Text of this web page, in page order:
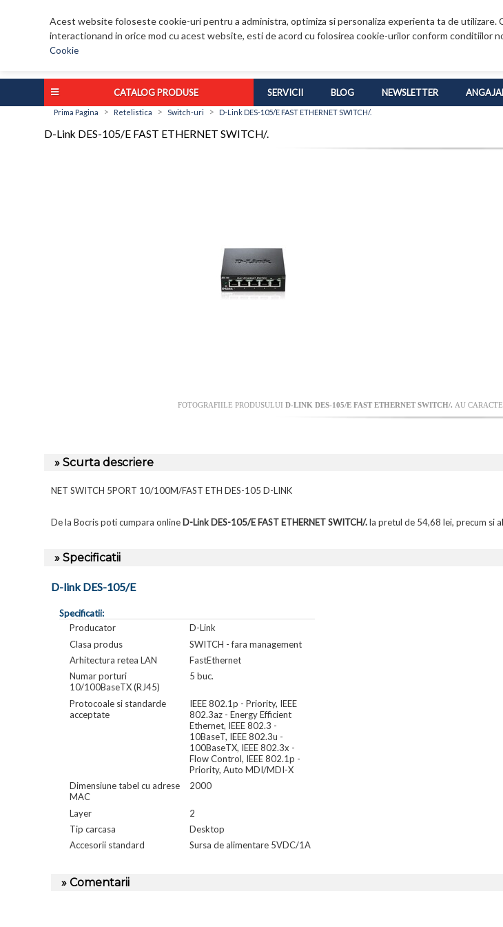
Acest website foloseste cookie-uri pentru a administra, optimiza si personaliza experienta ta de utilizare.
interactionand in orice mod cu acest website, esti de acord cu folosirea cookie-urilor conform conditiilor
Cookie
CATALOG PRODUSE SERVICII BLOG NEWSLETTER
Prima Pagina > Retelistica > Switch-uri > D-Link DES-105/E FAST ETHERNET SWITCH/.
D-Link DES-105/E FAST ETHERNET SWITCH/.
FOTOGRAFIILE PRODUSULUI D-LINK DES-105/E FAST ETHERNET SWITCH/. AU
» Scurta descriere
NET SWITCH 5PORT 10/100M/FAST ETH DES-105 D-LINK
De la Bocris poti cumpara online D-Link DES-105/E FAST ETHERNET SWITCH/.la pretul de 54,68 lei, precum si
» Specificatii
D-link DES-105/E
Specificatii:
Producator
D-Link
Clasa produs
SWITCH - fara management
Arhitectura retea LAN
FastEthernet
Numar porturi
10/100BaseTX (RJ45)
5 buc.
Protocoale si standarde
acceptate
IEEE 802.1p - Priority, IEEE
802.3az - Energy Efficient
Ethernet, IEEE 802.3 -
10BaseT, IEEE 802.3u -
100BaseTX, IEEE 802.3x -
Flow Control, IEEE 802.1p -
Priority, Auto MDI/MDI-X
Dimensiune tabel cu adrese
MAC
2000
Layer
2
Tip carcasa
Desktop
Accesorii standard
Sursa de alimentare 5VDC/1A
» Comentarii